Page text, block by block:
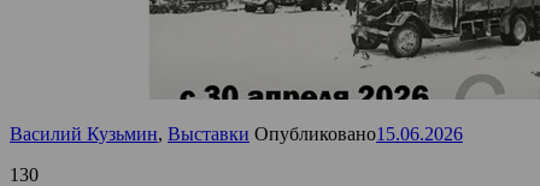
Василий Кузьмин, Выставки Опубликовано15.06.2026
130